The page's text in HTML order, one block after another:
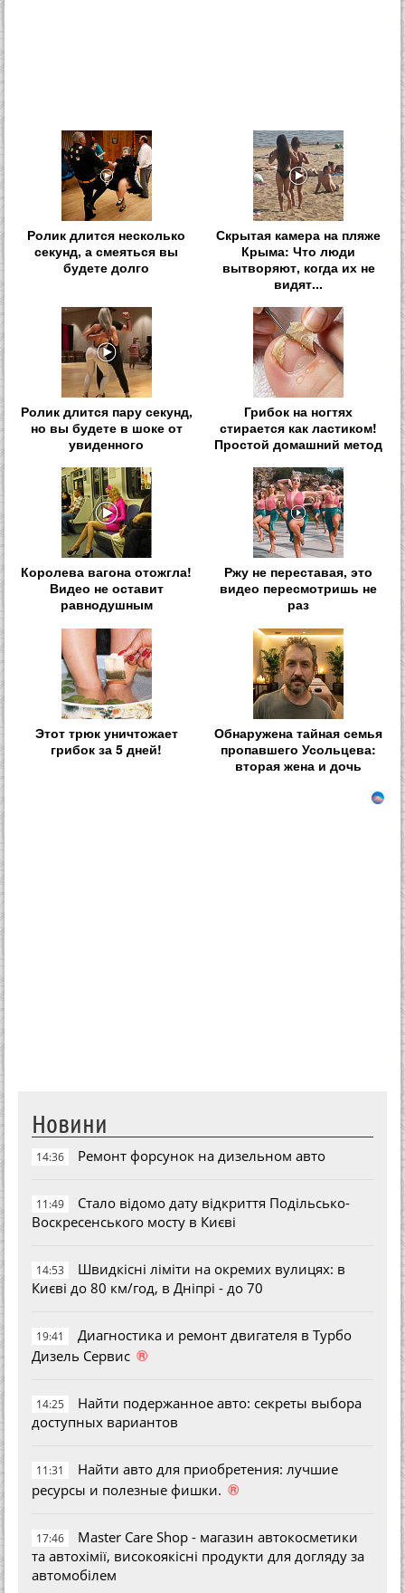
Ролик длится несколько
секунд, а смеяться вы
будете долго
Скрытая камера на пляже
Крыма: Что люди
вытворяют, когда их не
видят...
Ролик длится пару секунд,
но вы будете в шоке от
увиденного
Грибок на ногтях
стирается как ластиком!
Простой домашний метод
Королева вагона отожгла!
Видео не оставит
равнодушным
Ржу не переставая, это
видео пересмотришь не
раз
Этот трюк уничтожает
грибок за 5 дней!
Обнаружена тайная семья
пропавшего Усольцева:
вторая жена и дочь
Новини
14:36 Ремонт форсунок на дизельном авто
11:49
Стало відомо дату відкриття Подільсько-
Воскресенського мосту в Києві
14:53
Швидкісні ліміти на окремих вулицях: в
Києві до 80 км/год, в Дніпрі - до 70
19:41
Диагностика и ремонт двигателя в Турбо
Дизель Сервис ®
14:25
Найти подержанное авто: секреты выбора
доступных вариантов
11:31
Найти авто для приобретения: лучшие
ресурсы и полезные фишки. ®
17:46
Master Care Shop - магазин автокосметики
та автохімії, високоякісні продукти для догляду за
автомобілем